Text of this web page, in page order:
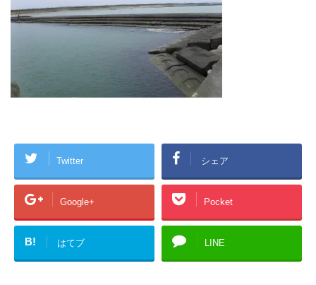
Twitter シェア
Google+ Pocket
B! はてブ LINE